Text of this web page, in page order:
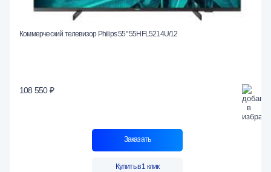
Коммерческий телевизор Philips 55" 55HFL5214U/12
108 550 ₽
Заказать
Купить в 1 клик